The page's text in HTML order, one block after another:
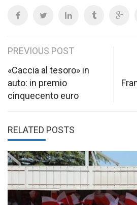
Post
navigation
PREVIOUS POST
«Caccia al tesoro» in
auto: in premio
cinquecento euro
RELATED POSTS